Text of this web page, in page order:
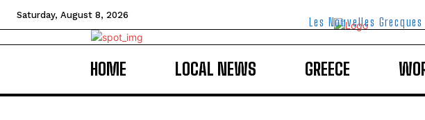
Saturday, August 8, 2026
Les Nouvelles
HOME LOCAL NEWS GREECE